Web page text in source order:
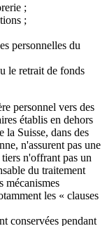
;
;
personnelles du
le retrait de fonds
personnel vers des
établis en dehors
la Suisse, dans des
n'assurent pas une
n'offrant pas un
du traitement
mécanismes
les « clauses
conservées pendant